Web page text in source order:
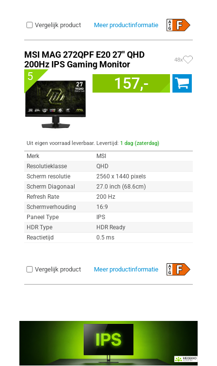
Vergelijk product Meer productinformatie
MSI MAG 272QPF E20 27" QHD
200Hz IPS Gaming Monitor
48x
5 157,-
Uit eigen voorraad leverbaar. Levertijd: 1 dag (zaterdag)
Merk
MSI
Resolutieklasse
QHD
Scherm resolutie
2560 x 1440 pixels
Scherm Diagonaal
27.0 inch (68.6cm)
Refresh Rate
200 Hz
Schermverhouding
16:9
Paneel Type
IPS
HDR Type
HDR Ready
Reactietijd
0.5 ms
Vergelijk product Meer productinformatie